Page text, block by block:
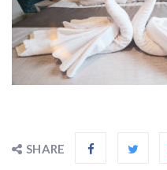
SHARE